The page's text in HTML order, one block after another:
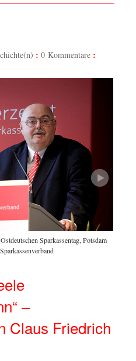
0 Kommentare
Sparkassentag, Potsdam
–
Claus Friedrich